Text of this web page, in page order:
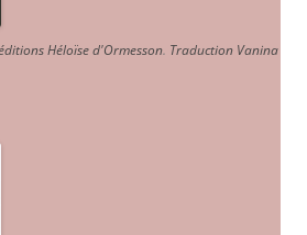
Héloïse d'Ormesson. Traduction Vanina